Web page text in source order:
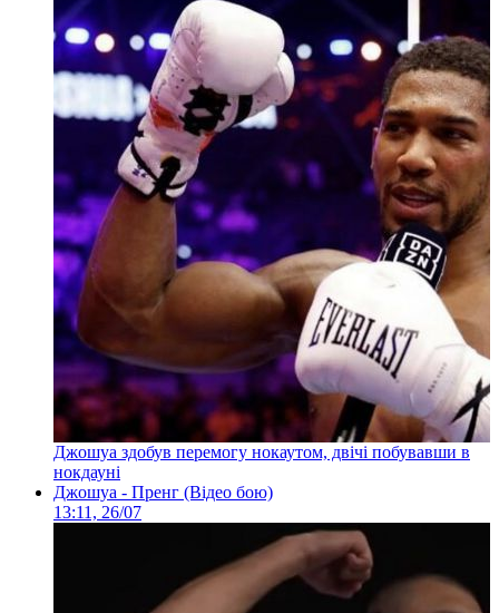
Джошуа здобув перемогу нокаутом, двічі побувавши в
нокдауні
Джошуа - Пренг (Відео бою)
13:11, 26/07